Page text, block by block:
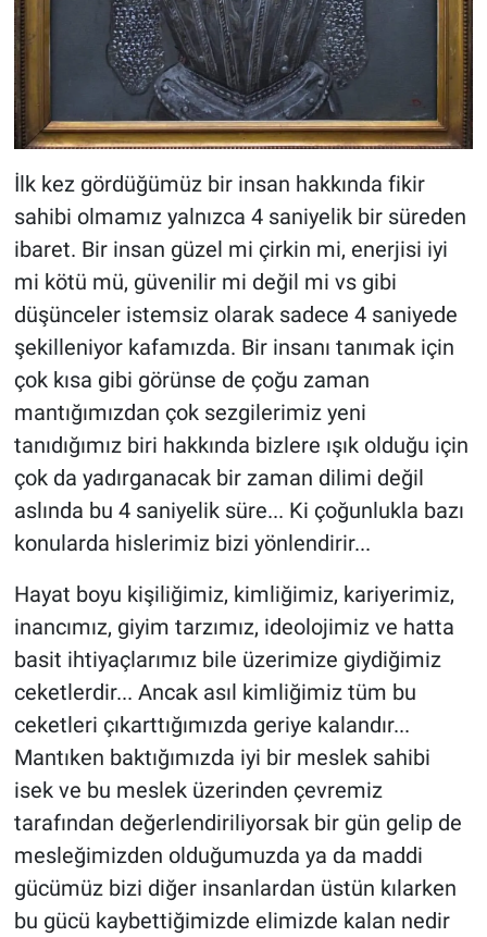
İlk kez gördüğümüz bir insan hakkında fikir
sahibi olmamız yalnızca 4 saniyelik bir süreden
ibaret. Bir insan güzel mi çirkin mi, enerjisi iyi
mi kötü mü, güvenilir mi değil mi vs gibi
düşünceler istemsiz olarak sadece 4 saniyede
şekilleniyor kafamızda. Bir insanı tanımak için
çok kısa gibi görünse de çoğu zaman
mantığımızdan çok sezgilerimiz yeni
tanıdığımız biri hakkında bizlere ışık olduğu için
çok da yadırganacak bir zaman dilimi değil
aslında bu 4 saniyelik süre... Ki çoğunlukla bazı
konularda hislerimiz bizi yönlendirir...
Hayat boyu kişiliğimiz, kimliğimiz, kariyerimiz,
inancımız, giyim tarzımız, ideolojimiz ve hatta
basit ihtiyaçlarımız bile üzerimize giydiğimiz
ceketlerdir... Ancak asıl kimliğimiz tüm bu
ceketleri çıkarttığımızda geriye kalandır...
Mantıken baktığımızda iyi bir meslek sahibi
isek ve bu meslek üzerinden çevremiz
tarafından değerlendiriliyorsak bir gün gelip de
mesleğimizden olduğumuzda ya da maddi
gücümüz bizi diğer insanlardan üstün kılarken
bu gücü kaybettiğimizde elimizde kalan nedir